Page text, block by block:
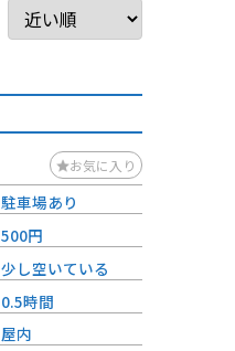
お気に入り
駐車場あり
500円
少し空いている
0.5時間
屋内